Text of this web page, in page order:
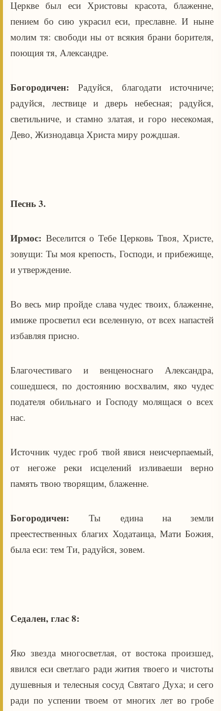
Церкве был еси Христовы красота, блаженне,
пением бо сию украсил еси, преславне. И ныне
молим тя: свободи ны от всякия брани борителя,
поющия тя, Александре.
Богородичен:Радуйся, благодати источниче;
радуйся, лествице и дверь небесная; радуйся,
светильниче, и стамно златая, и горо несекомая,
Дево, Жизнодавца Христа миру рождшая.
Песнь 3.
Ирмос: Веселится о Тебе Церковь Твоя, Христе,
зовущи: Ты моя крепость, Господи, и прибежище,
и утверждение.
Во весь мир пройде слава чудес твоих, блаженне,
имиже просветил еси вселенную, от всех напастей
избавляя присно.
Благочестиваго и венценоснаго Александра,
сошедшеся, по достоянию восхвалим, яко чудес
подателя обильнаго и Господу молящася о всех
нас.
Источник чудес гроб твой явися неисчерпаемый,
от негоже реки исцелений изливаеши верно
память твою творящим, блаженне.
Богородичен:Ты едина на земли
преестественных благих Ходатаица, Мати Божия,
была еси: тем Ти, радуйся, зовем.
Седален, глас 8:
Яко звезда многосветлая, от востока произшед,
явился еси светлаго ради жития твоего и чистоты
душевныя и телесныя сосуд Святаго Духа; и сего
ради по успении твоем от многих лет во гробе